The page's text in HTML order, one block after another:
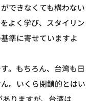
できなくても構わない
よく学び、スタイリン
準に寄せていますよ
。もちろん、台湾も日
。いくら閉鎖的とはい
りますが、台湾は